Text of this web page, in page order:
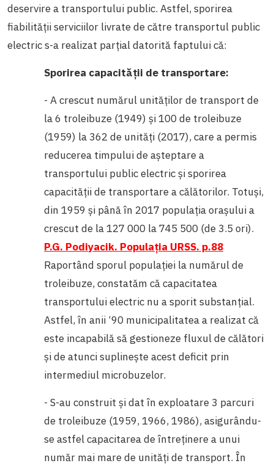
deservire a transportului public. Astfel, sporirea
fiabilității serviciilor livrate de către transportul public
electric s-a realizat parțial datorită faptului că:
Sporirea capacității de transportare:
- A crescut numărul unităților de transport de
la 6 troleibuze (1949) și 100 de troleibuze
(1959) la 362 de unități (2017), care a permis
reducerea timpului de așteptare a
transportului public electric și sporirea
capacității de transportare a călătorilor. Totuși,
din 1959 și până în 2017 populația orașului a
crescut de la 127 000 la 745 500 (de 3.5 ori).
P.G. Podiyacik. Populația URSS. p.88
Raportând sporul populației la numărul de
troleibuze, constatăm că capacitatea
transportului electric nu a sporit substanțial.
Astfel, în anii ‘90 municipalitatea a realizat că
este incapabilă să gestioneze fluxul de călători
și de atunci suplinește acest deficit prin
intermediul microbuzelor.
- S-au construit și dat în exploatare 3 parcuri
de troleibuze (1959, 1966, 1986), asigurându-
se astfel capacitarea de întreținere a unui
număr mai mare de unități de transport. În